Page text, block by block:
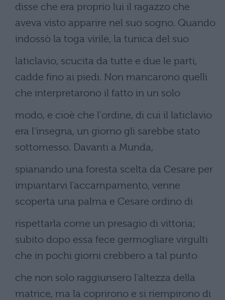
disse che era proprio lui il ragazzo che
aveva visto apparire nel suo sogno. Quando
indossò la toga virile, la tunica del suo
laticlavio, scucita da tutte e due le parti,
cadde fino ai piedi. Non mancarono quelli
che interpretarono il fatto in un solo
modo, e cioè che l'ordine, di cui il laticlavio
era l'insegna, un giorno gli sarebbe stato
sottomesso. Davanti a Munda,
spianando una foresta scelta da Cesare per
impiantarvi l'accampamento, venne
scoperta una palma e Cesare ordino di
rispettarla come un presagio di vittoria;
subito dopo essa fece germogliare virgulti
che in pochi giorni crebbero a tal punto
che non solo raggiunsero l'altezza della
matrice, ma la coprirono e si riempirono di